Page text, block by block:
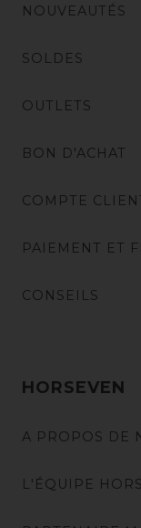
NOUVEAUTÉS
SOLDES
OUTLETS
BON D'ACHAT
COMPTE
PAIEMENT ET
CONSEILS
HORSEVEN
A PROPOS DE
L'ÉQUIPE